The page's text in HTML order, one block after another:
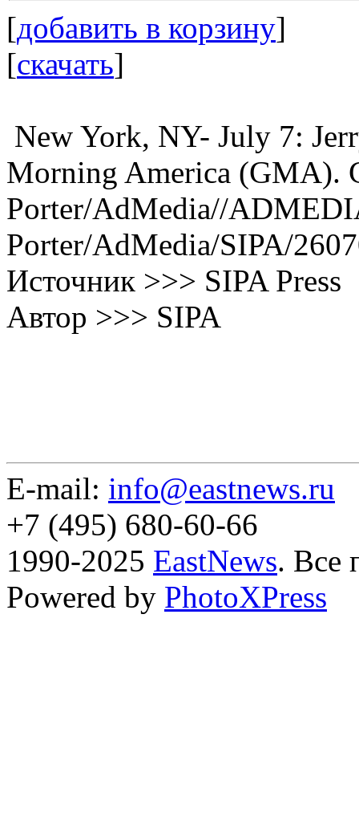
[добавить в корзину]
[скачать]
New York, NY- July 7:
Morning America (GMA).
Porter/AdMedia//
Porter/AdMedia/SIPA/
Источник >>> SIPA Press
Автор >>> SIPA
E-mail: info@eastnews.ru
+7 (495) 680-60-66
1990-2025 EastNews. Все
Powered by PhotoXPress